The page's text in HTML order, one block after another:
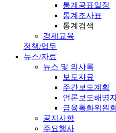
통계공표일정
통계조사표
통계검색
경제교육
정책/업무
뉴스/자료
뉴스 및 의사록
보도자료
주간보도계획
언론보도해명
금융통화위원
공지사항
주요행사